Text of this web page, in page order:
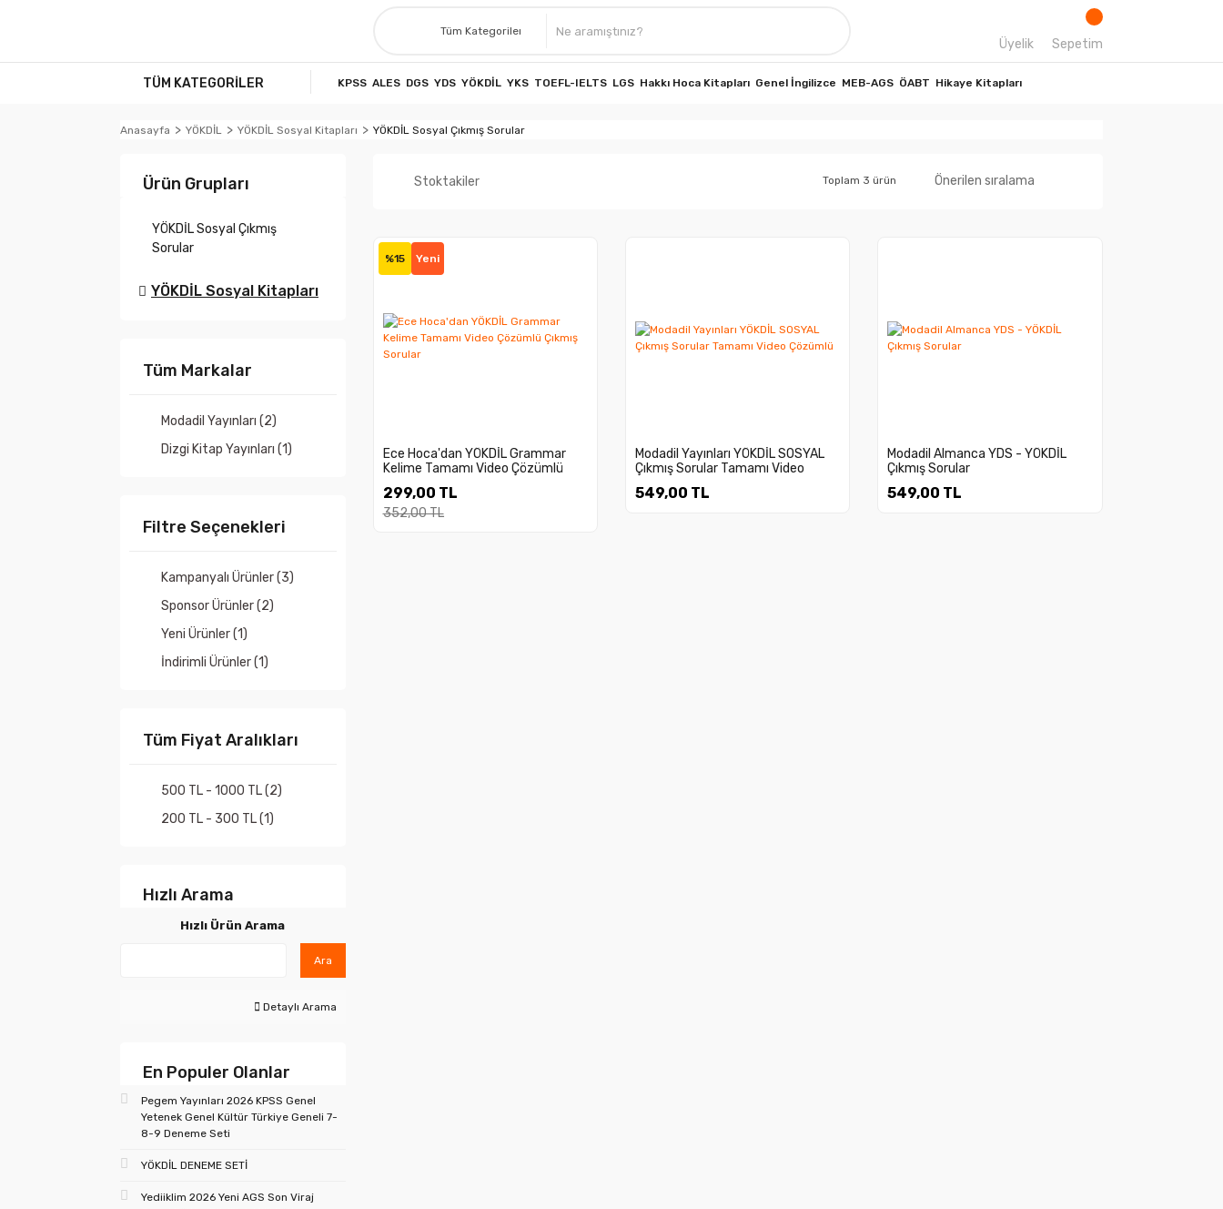
Üyelik Sepetim
TÜM KATEGORİLER KPSS ALES DGS YDS YÖKDİL YKS TOEFL-IELTS LGS Hakkı Hoca Kitapları Genel İngilizce MEB-AGS ÖABT Hikaye Kitapları
Anasayfa YÖKDİL YÖKDİL Sosyal Kitapları YÖKDİL Sosyal Çıkmış Sorular
Ürün Grupları
YÖKDİL Sosyal Çıkmış
Sorular
YÖKDİL Sosyal Kitapları
Tüm Markalar
Modadil Yayınları (2)
Dizgi Kitap Yayınları (1)
Filtre Seçenekleri
Kampanyalı Ürünler (3)
Sponsor Ürünler (2)
Yeni Ürünler (1)
İndirimli Ürünler (1)
Tüm Fiyat Aralıkları
500 TL - 1000 TL (2)
200 TL - 300 TL (1)
Hızlı Arama
Hızlı Ürün Arama
Ara
Detaylı Arama
En Populer Olanlar
Pegem Yayınları 2026 KPSS Genel
Yetenek Genel Kültür Türkiye Geneli 7-
8-9 Deneme Seti
YÖKDİL DENEME SETİ
Yediiklim 2026 Yeni AGS Son Viraj
Stoktakiler Toplam 3 ürün
%15 Yeni
Ece Hoca'dan YÖKDİL Grammar
Kelime Tamamı Video Çözümlü
299,00 TL
352,00 TL
Modadil Yayınları YÖKDİL SOSYAL
Çıkmış Sorular Tamamı Video
549,00 TL
Modadil Almanca YDS - YÖKDİL
Çıkmış Sorular
549,00 TL